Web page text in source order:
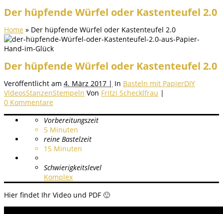
Der hüpfende Würfel oder Kastenteufel 2.0
Home » Der hüpfende Würfel oder Kastenteufel 2.0
Der hüpfende Würfel oder Kastenteufel 2.0
Veröffentlicht am 4. März 2017 | In Basteln mit PapierDIY
VIdeosStanzenStempeln Von Fritzi Schecklfrau |
0 Kommentare
Vorbereitungszeit
5 Minuten
reine Bastelzeit
15 Minuten
Schwierigkeitslevel
Komplex
Hier findet Ihr Video und PDF 🙂